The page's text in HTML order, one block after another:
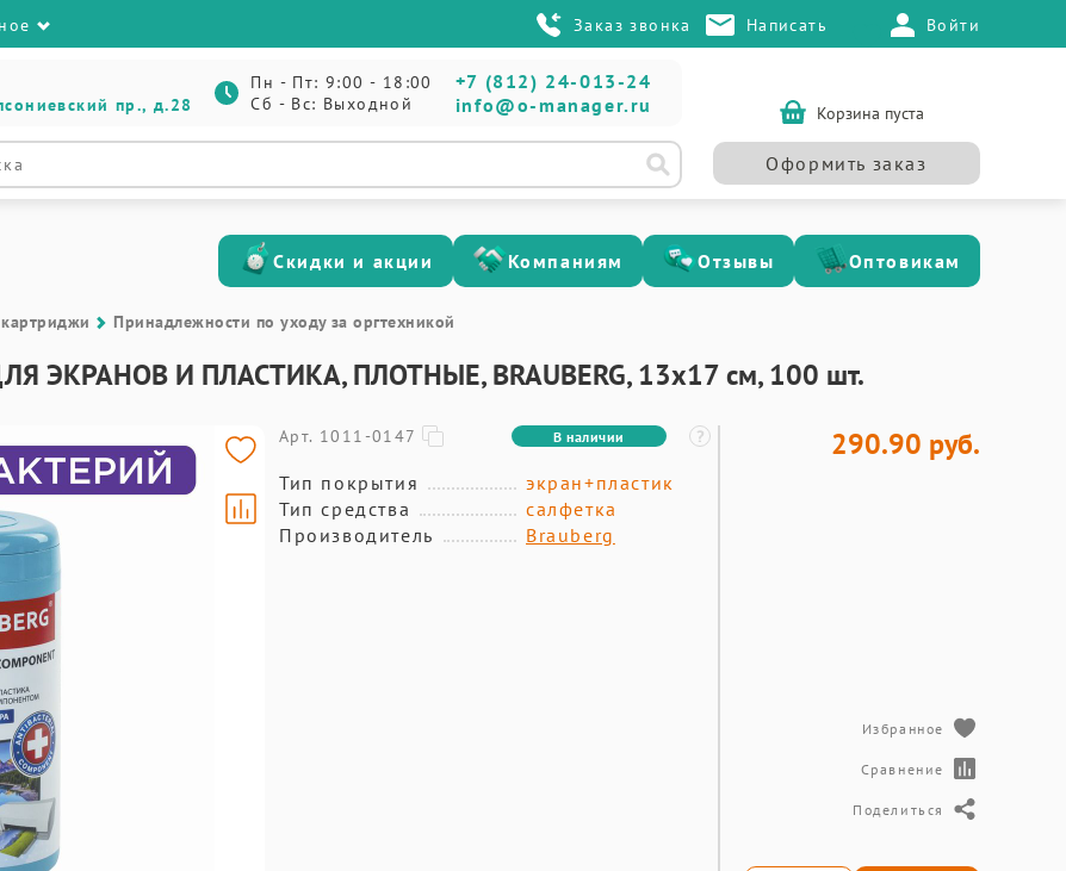
Заказ звонка Написать Войти
пр., д.28
Пн - Пт: 9:00 - 18:00
Сб - Вс: Выходной
+7 (812) 24-013-24
info@o-manager.ru
Корзина пуста
Оформить заказ
Скидки и акции Компаниям Отзывы Оптовикам
Принадлежности по уходу за оргтехникой
ЭКРАНОВ И ПЛАСТИКА, ПЛОТНЫЕ, BRAUBERG, 13x17 см, 100 шт.
Арт. 1011-0147 В наличии
Тип покрытия
экран+пластик
Тип средства
салфетка
Производитель
Brauberg
290.90 руб.
Избранное
Сравнение
Поделиться